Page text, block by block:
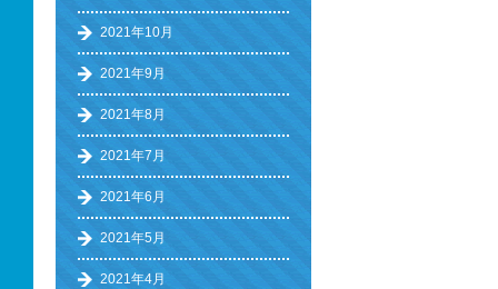
2021年10月
2021年9月
2021年8月
2021年7月
2021年6月
2021年5月
2021年4月